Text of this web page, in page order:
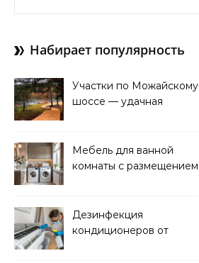
Набирает популярность
Участки по Можайскому
шоссе — удачная
Мебель для ванной
комнаты с размещением
Дезинфекция
кондиционеров от